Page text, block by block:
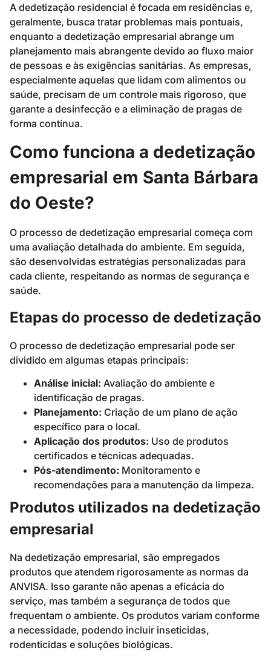
A dedetização residencial é focada em residências e,
geralmente, busca tratar problemas mais pontuais,
enquanto a dedetização empresarial abrange um
planejamento mais abrangente devido ao fluxo maior
de pessoas e às exigências sanitárias. As empresas,
especialmente aquelas que lidam com alimentos ou
saúde, precisam de um controle mais rigoroso, que
garante a desinfecção e a eliminação de pragas de
forma contínua.
Como funciona a dedetização
empresarial em Santa Bárbara
do Oeste?
O processo de dedetização empresarial começa com
uma avaliação detalhada do ambiente. Em seguida,
são desenvolvidas estratégias personalizadas para
cada cliente, respeitando as normas de segurança e
saúde.
Etapas do processo de dedetização
O processo de dedetização empresarial pode ser
dividido em algumas etapas principais:
Análise inicial: Avaliação do ambiente e
identificação de pragas.
Planejamento: Criação de um plano de ação
específico para o local.
Aplicação dos produtos: Uso de produtos
certificados e técnicas adequadas.
Pós-atendimento: Monitoramento e
recomendações para a manutenção da limpeza.
Produtos utilizados na dedetização
empresarial
Na dedetização empresarial, são empregados
produtos que atendem rigorosamente as normas da
ANVISA. Isso garante não apenas a eficácia do
serviço, mas também a segurança de todos que
frequentam o ambiente. Os produtos variam conforme
a necessidade, podendo incluir inseticidas,
rodenticidas e soluções biológicas.